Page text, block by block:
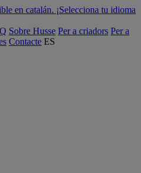
en catalán. ¡Selecciona tu idioma
Sobre Husse Per a criadors Per a
Contacte ES